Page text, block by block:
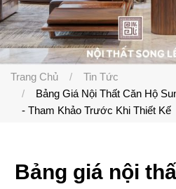
Trang Chủ
Tin Tức
Bảng Giá Nội Thất Căn Hộ
- Tham Khảo Trước Khi Thiết Kế
Bảng giá nội